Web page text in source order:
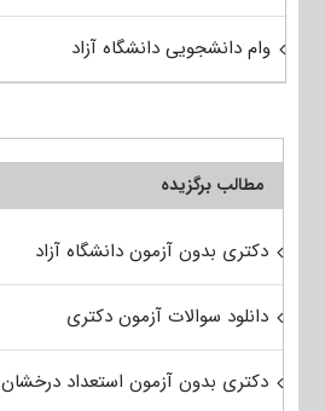
وام دانشجویی دانشگاه آزاد
مطالب برگزیده
دکتری بدون آزمون دانشگاه آزاد
دانلود سوالات آزمون دکتری
دکتری بدون آزمون استعداد درخشان